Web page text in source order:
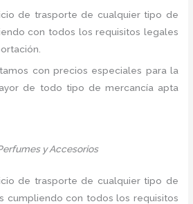
de trasporte de cualquier tipo de
con todos los requisitos legales
con precios especiales para la
de todo tipo de mercancía apta
y Accesorios
de trasporte de cualquier tipo de
cumpliendo con todos los requisitos